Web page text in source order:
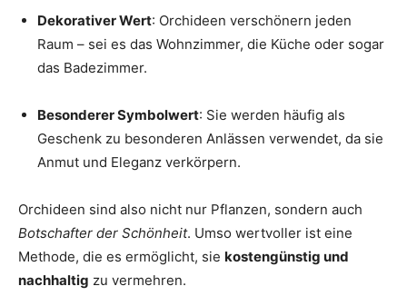
Dekorativer Wert: Orchideen verschönern jeden
Raum – sei es das Wohnzimmer, die Küche oder sogar
das Badezimmer.
Besonderer Symbolwert: Sie werden häufig als
Geschenk zu besonderen Anlässen verwendet, da sie
Anmut und Eleganz verkörpern.
Orchideen sind also nicht nur Pflanzen, sondern auch
Botschafter der Schönheit. Umso wertvoller ist eine
Methode, die es ermöglicht, sie kostengünstig und
nachhaltig zu vermehren.